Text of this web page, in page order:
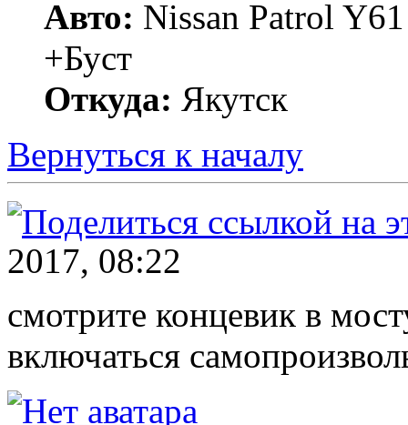
Авто: Nissan Patrol
+Буст
Откуда: Якутск
Вернуться к началу
2017, 08:22
смотрите концевик в
включаться